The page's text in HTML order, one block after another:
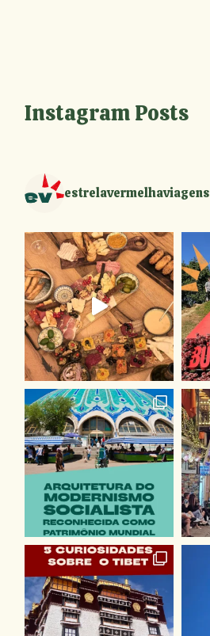
Instagram Posts
estrelavermelhaviagens